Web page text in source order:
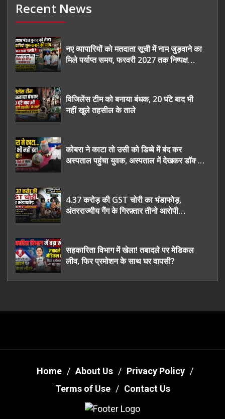
Recent News
नए व्यापारियों को मतदाता सूची में नाम जुड़वाने का
मिले पर्याप्त समय, फरवरी 2027 तक निष्पक्ष
विजिलेंस टीम को बनाया बंधक, 20 घंटे बाद भी
नहीं खुले तहसील के ताले
कोबरा ने काटा तो उसी को डिब्बे में बंद कर
अस्पताल पहुंचा युवक, अस्पताल में देखकर डॉक्टर
4.37 करोड़ की GST चोरी का भंडाफोड़,
अंतरराज्यीय गैंग के गिरफ़्तार तीनो आरोपी
सहकारिता विभाग में खेला! तबादले पर मेडिकल
लीव, फिर प्रमोशन के साथ घर वापसी?
Home About Us
Privacy Policy
Terms of Use
Contact Us